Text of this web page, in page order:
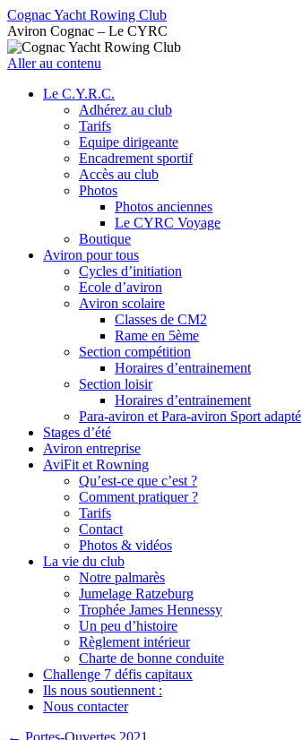
Cognac Yacht Rowing Club
Aviron Cognac – Le CYRC
Aller au contenu
Le C.Y.R.C.
Adhérez au club
Tarifs
Equipe dirigeante
Encadrement sportif
Accès au club
Photos
Photos anciennes
Le CYRC Voyage
Boutique
Aviron pour tous
Cycles d’initiation
Ecole d’aviron
Aviron scolaire
Classes de CM2
Rame en 5ème
Section compétition
Horaires d’entrainement
Section loisir
Horaires d’entrainement
Para-aviron et Para-aviron Sport adapté
Stages d’été
Aviron entreprise
AviFit et Rowning
Qu’est-ce que c’est ?
Comment pratiquer ?
Tarifs
Contact
Photos & vidéos
La vie du club
Notre palmarès
Jumelage Ratzeburg
Trophée James Hennessy
Un peu d’histoire
Règlement intérieur
Charte de bonne conduite
Challenge 7 défis capitaux
Ils nous soutiennent :
Nous contacter
← Portes-Ouvertes 2021